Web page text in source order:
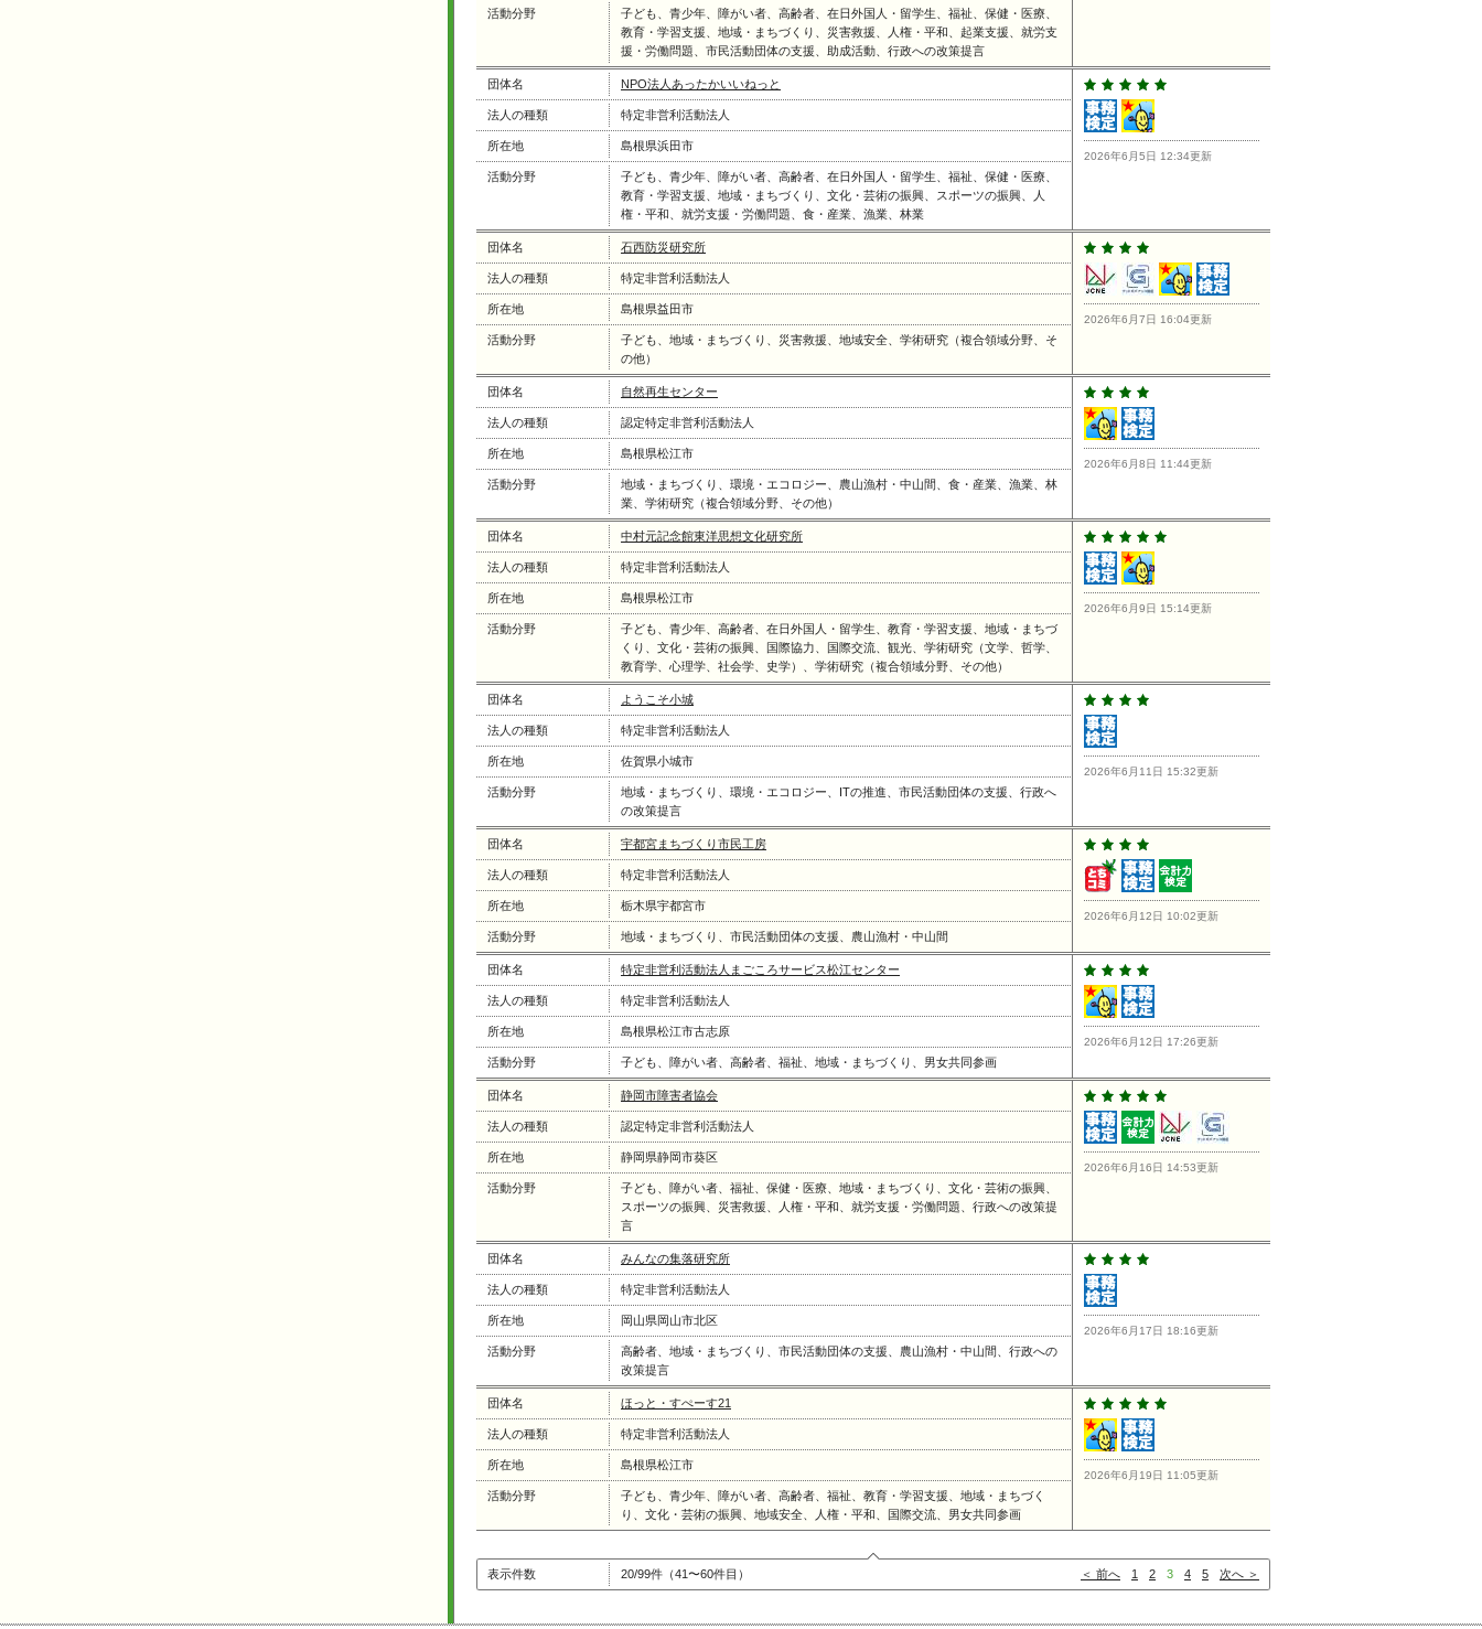
活動分野
子ども、青少年、障がい者、高齢者、在日外国人・留学生、福祉、保健・医療、
教育・学習支援、地域・まちづくり、災害救援、人権・平和、起業支援、就労支
援・労働問題、市民活動団体の支援、助成活動、行政への改策提言
団体名 NPO法人あったかいいねっと
法人の種類 特定非営利活動法人
所在地 島根県浜田市
活動分野
子ども、青少年、障がい者、高齢者、在日外国人・留学生、福祉、保健・医療、
教育・学習支援、地域・まちづくり、文化・芸術の振興、スポーツの振興、人
権・平和、就労支援・労働問題、食・産業、漁業、林業
2026年6月5日 12:34更新
団体名 石西防災研究所
法人の種類 特定非営利活動法人
所在地 島根県益田市
活動分野
子ども、地域・まちづくり、災害救援、地域安全、学術研究（複合領域分野、そ
の他）
2026年6月7日 16:04更新
団体名 自然再生センター
法人の種類 認定特定非営利活動法人
所在地 島根県松江市
活動分野
地域・まちづくり、環境・エコロジー、農山漁村・中山間、食・産業、漁業、林
業、学術研究（複合領域分野、その他）
2026年6月8日 11:44更新
団体名 中村元記念館東洋思想文化研究所
法人の種類 特定非営利活動法人
所在地 島根県松江市
活動分野
子ども、青少年、高齢者、在日外国人・留学生、教育・学習支援、地域・まちづ
くり、文化・芸術の振興、国際協力、国際交流、観光、学術研究（文学、哲学、
教育学、心理学、社会学、史学）、学術研究（複合領域分野、その他）
2026年6月9日 15:14更新
団体名 ようこそ小城
法人の種類 特定非営利活動法人
所在地 佐賀県小城市
活動分野
地域・まちづくり、環境・エコロジー、ITの推進、市民活動団体の支援、行政へ
の改策提言
2026年6月11日 15:32更新
団体名 宇都宮まちづくり市民工房
法人の種類 特定非営利活動法人
所在地 栃木県宇都宮市
活動分野 地域・まちづくり、市民活動団体の支援、農山漁村・中山間
2026年6月12日 10:02更新
団体名 特定非営利活動法人まごころサービス松江センター
法人の種類 特定非営利活動法人
所在地 島根県松江市古志原
活動分野 子ども、障がい者、高齢者、福祉、地域・まちづくり、男女共同参画
2026年6月12日 17:26更新
団体名 静岡市障害者協会
法人の種類 認定特定非営利活動法人
所在地 静岡県静岡市葵区
活動分野
子ども、障がい者、福祉、保健・医療、地域・まちづくり、文化・芸術の振興、
スポーツの振興、災害救援、人権・平和、就労支援・労働問題、行政への改策提
言
2026年6月16日 14:53更新
団体名 みんなの集落研究所
法人の種類 特定非営利活動法人
所在地 岡山県岡山市北区
活動分野
高齢者、地域・まちづくり、市民活動団体の支援、農山漁村・中山間、行政への
改策提言
2026年6月17日 18:16更新
団体名 ほっと・すぺーす21
法人の種類 特定非営利活動法人
所在地 島根県松江市
活動分野
子ども、青少年、障がい者、高齢者、福祉、教育・学習支援、地域・まちづく
り、文化・芸術の振興、地域安全、人権・平和、国際交流、男女共同参画
2026年6月19日 11:05更新
表示件数 20/99件（41〜60件目） ＜ 前へ 1 2 3 4 5 次へ ＞